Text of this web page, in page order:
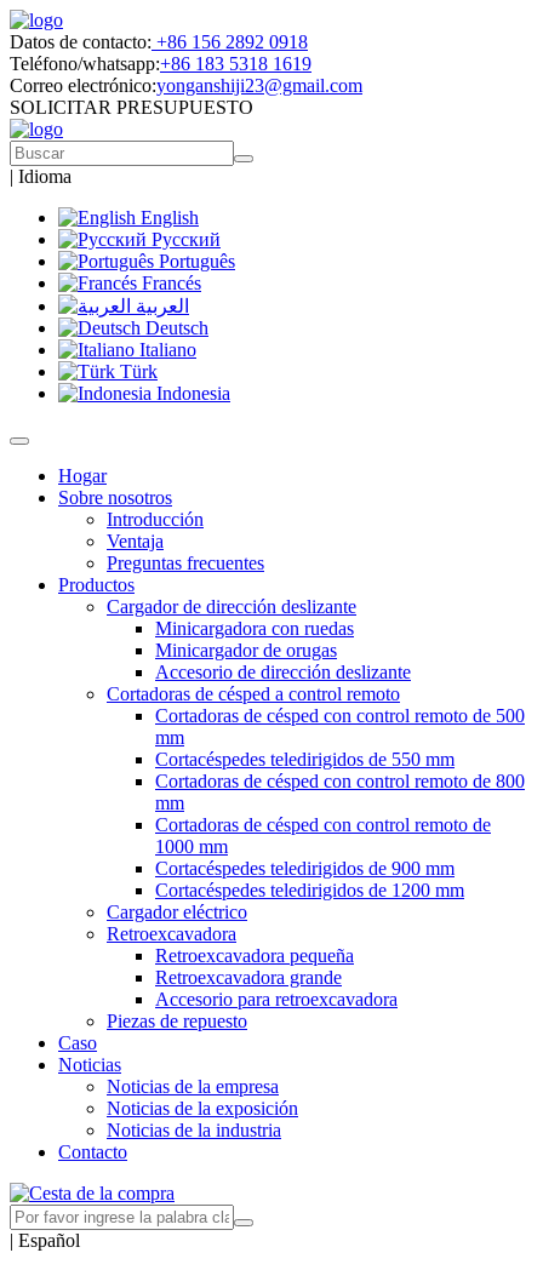
Datos de contacto: +86 156 2892 0918
Teléfono/whatsapp:+86 183 5318 1619
Correo electrónico:yonganshiji23@gmail.com
SOLICITAR PRESUPUESTO
| Idioma
English
Русский
Português
Francés
العربية
Deutsch
Italiano
Türk
Indonesia
Hogar
Sobre nosotros
Introducción
Ventaja
Preguntas frecuentes
Productos
Cargador de dirección deslizante
Minicargadora con ruedas
Minicargador de orugas
Accesorio de dirección deslizante
Cortadoras de césped a control remoto
Cortadoras de césped con control remoto de 500
mm
Cortacéspedes teledirigidos de 550 mm
Cortadoras de césped con control remoto de 800
mm
Cortadoras de césped con control remoto de
1000 mm
Cortacéspedes teledirigidos de 900 mm
Cortacéspedes teledirigidos de 1200 mm
Cargador eléctrico
Retroexcavadora
Retroexcavadora pequeña
Retroexcavadora grande
Accesorio para retroexcavadora
Piezas de repuesto
Caso
Noticias
Noticias de la empresa
Noticias de la exposición
Noticias de la industria
Contacto
| Español